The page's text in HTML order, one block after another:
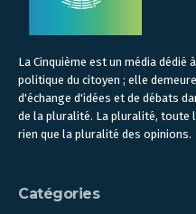
La Cinquième est un média dédié
politique du citoyen ; elle
d'échange d'idées et de débats
de la pluralité. La pluralité, toute
rien que la pluralité des opinions.
Catégories